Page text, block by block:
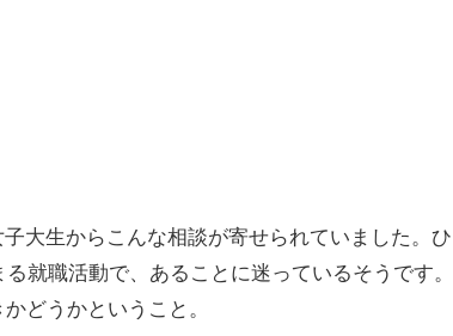
大生からこんな相談が寄せられていました。ひ
就職活動で、あることに迷っているそうです。
どうかということ。